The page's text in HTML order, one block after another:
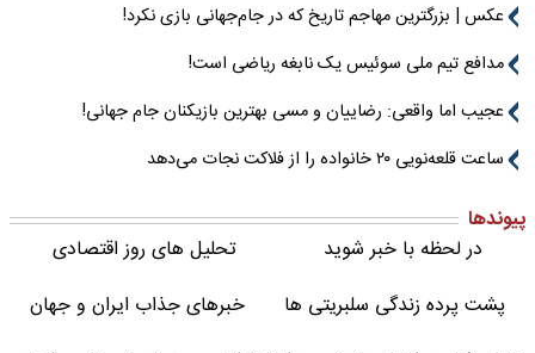
عکس | بزرگترین مهاجم تاریخ که در جام‌جهانی بازی نکرد!
مدافع تیم ملی سوئیس یک نابغه ریاضی است!
عجیب اما واقعی: رضاییان و مسی بهترین بازیکنان جام جهانی!
ساعت قلعه‌نویی ۲۰ خانواده را از فلاکت نجات می‌دهد
پیوندها
در لحظه با خبر شوید
تحلیل های روز اقتصادی
پشت پرده زندگی سلبریتی ها
خبرهای جذاب ایران و جهان